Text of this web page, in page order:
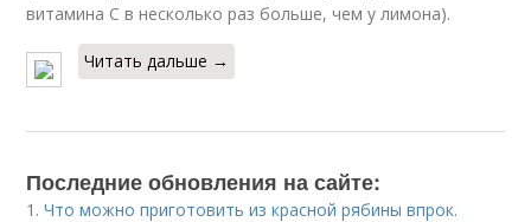
витамина С в несколько раз больше, чем у лимона).
Читать дальше →
Последние обновления на сайте:
1.Что можно приготовить из красной рябины впрок.